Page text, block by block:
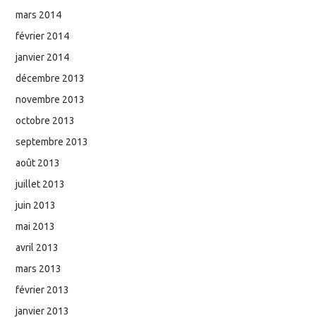
mars 2014
février 2014
janvier 2014
décembre 2013
novembre 2013
octobre 2013
septembre 2013
août 2013
juillet 2013
juin 2013
mai 2013
avril 2013
mars 2013
février 2013
janvier 2013